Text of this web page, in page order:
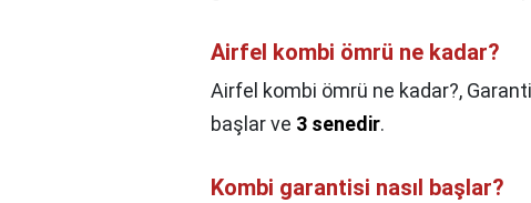
Airfel kombi ömrü ne kadar?
Airfel kombi ömrü ne kadar?,
başlar ve 3 senedir.
Kombi garantisi nasıl başlar?